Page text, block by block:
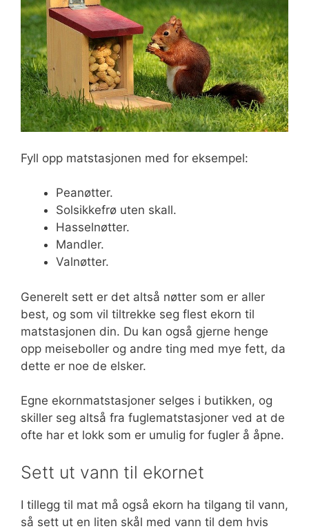
Fyll opp matstasjonen med for eksempel:
Peanøtter.
Solsikkefrø uten skall.
Hasselnøtter.
Mandler.
Valnøtter.
Generelt sett er det altså nøtter som er aller
best, og som vil tiltrekke seg flest ekorn til
matstasjonen din. Du kan også gjerne henge
opp meiseboller og andre ting med mye fett, da
dette er noe de elsker.
Egne ekornmatstasjoner selges i butikken, og
skiller seg altså fra fuglematstasjoner ved at de
ofte har et lokk som er umulig for fugler å åpne.
Sett ut vann til ekornet
I tillegg til mat må også ekorn ha tilgang til vann,
så sett ut en liten skål med vann til dem hvis